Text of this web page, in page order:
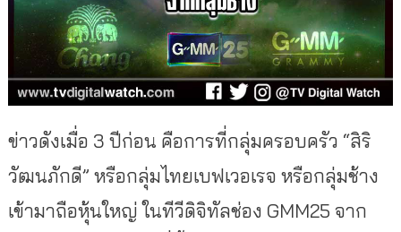
ข่าวดังเมื่อ 3 ปีก่อน คือการที่กลุ่มครอบครัว “สิริ
วัฒนภักดี” หรือกลุ่มไทยเบฟเวอเรจ หรือกลุ่มช้าง
เข้ามาถือหุ้นใหญ่ ในทีวีดิจิทัลช่อง GMM25 จาก